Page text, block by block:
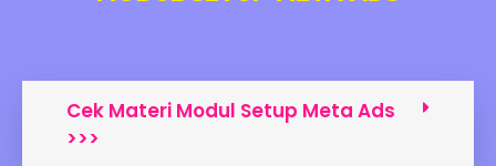
Cek Materi Modul Setup Meta Ads
>>>